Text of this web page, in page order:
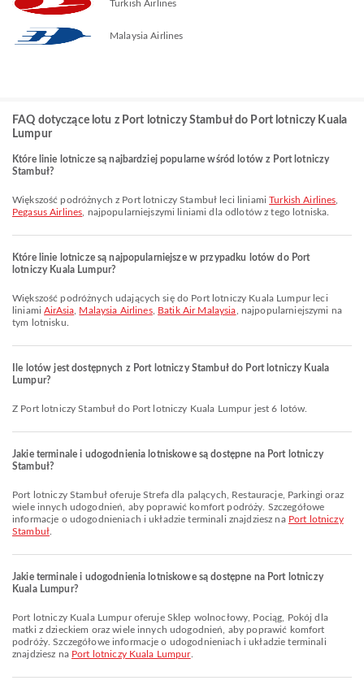
Turkish Airlines
Malaysia Airlines
FAQ dotyczące lotu z Port lotniczy Stambuł do Port lotniczy Kuala
Lumpur
Które linie lotnicze są najbardziej popularne wśród lotów z Port lotniczy
Stambuł?
Większość podróżnych z Port lotniczy Stambuł leci liniamiTurkish Airlines
Pegasus Airlines , najpopularniejszymi liniami dla odlotów z tego lotniska.
Które linie lotnicze są najpopularniejsze w przypadku lotów do Port
lotniczy Kuala Lumpur?
Większość podróżnych udających się do Port lotniczy Kuala Lumpur leci
liniamiAirAsia Malaysia Airlines, Batik Air Malaysia , najpopularniejszymi na
tym lotnisku.
Ile lotów jest dostępnych z Port lotniczy Stambuł do Port lotniczy Kuala
Lumpur?
Z Port lotniczy Stambuł do Port lotniczy Kuala Lumpur jest 6 lotów.
Jakie terminale i udogodnienia lotniskowe są dostępne na Port lotniczy
Stambuł?
Port lotniczy Stambuł oferuje Strefa dla palących, Restauracje, Parkingi oraz
wiele innych udogodnień, aby poprawić komfort podróży. Szczegółowe
informacje o udogodnieniach i układzie terminali znajdziesz na Port lotniczy
Stambuł.
Jakie terminale i udogodnienia lotniskowe są dostępne na Port lotniczy
Kuala Lumpur?
Port lotniczy Kuala Lumpur oferuje Sklep wolnocłowy, Pociąg, Pokój dla
matki z dzieckiem oraz wiele innych udogodnień, aby poprawić komfort
podróży. Szczegółowe informacje o udogodnieniach i układzie terminali
znajdziesz na Port lotniczy Kuala Lumpur.